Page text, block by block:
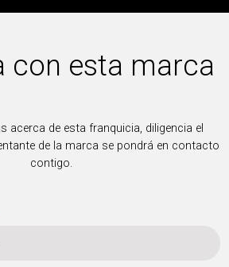
con esta marca
acerca de esta franquicia, diligencia el
de la marca se pondrá en contacto
contigo.